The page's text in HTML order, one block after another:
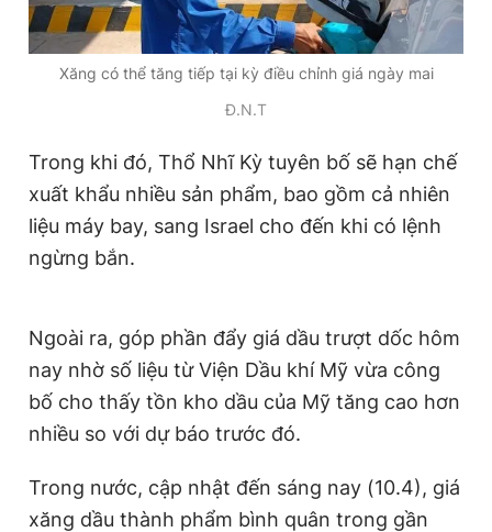
Xăng có thể tăng tiếp tại kỳ điều chỉnh giá ngày mai
Đ.N.T
Trong khi đó, Thổ Nhĩ Kỳ tuyên bố sẽ hạn chế
xuất khẩu nhiều sản phẩm, bao gồm cả nhiên
liệu máy bay, sang Israel cho đến khi có lệnh
ngừng bắn.
Ngoài ra, góp phần đẩy giá dầu trượt dốc hôm
nay nhờ số liệu từ Viện Dầu khí Mỹ vừa công
bố cho thấy tồn kho dầu của Mỹ tăng cao hơn
nhiều so với dự báo trước đó.
Trong nước, cập nhật đến sáng nay (10.4), giá
xăng dầu thành phẩm bình quân trong gần